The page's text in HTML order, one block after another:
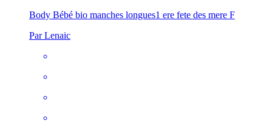
Body Bébé bio manches longues1 ere fete des mere F
Par Lenaic